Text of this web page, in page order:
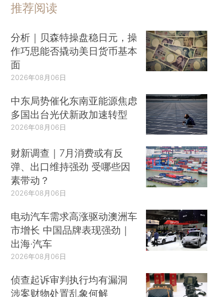
推荐阅读
分析｜贝森特操盘稳日元，操
作巧思能否撬动美日货币基本
面
2026年08月06日
中东局势催化东南亚能源焦虑
多国出台光伏新政加速转型
2026年08月06日
财新调查｜7月消费或有反
弹、出口维持强劲 受哪些因
素带动？
2026年08月06日
电动汽车需求高涨驱动澳洲车
市增长 中国品牌表现强劲｜
出海·汽车
2026年08月06日
侦查起诉审判执行均有漏洞
涉案财物处置乱象何解